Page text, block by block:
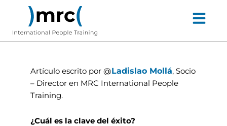
contenido
contenido
Artículo escrito por @Ladislao Mollá, Socio
– Director en MRC International People
Training.
¿Cuál es la clave del éxito?